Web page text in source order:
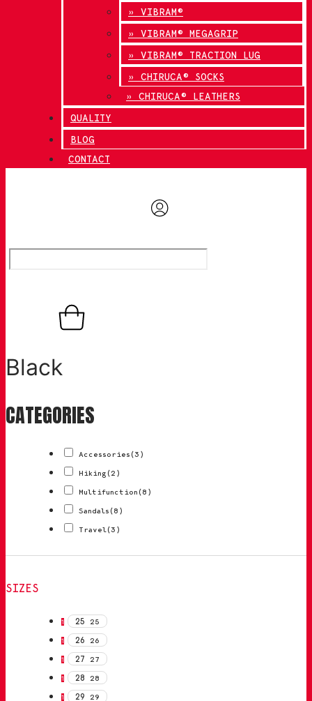
» VIBRAM®
» VIBRAM® MEGAGRIP
» VIBRAM® TRACTION LUG
» CHIRUCA® SOCKS
» CHIRUCA® LEATHERS
QUALITY
BLOG
CONTACT
Black
CATEGORIES
Accessories (3)
Hiking (2)
Multifunction (8)
Sandals (8)
Travel(3)
SIZES
1 25 25
1 26 26
1 27 27
1 28 28
1 29 29